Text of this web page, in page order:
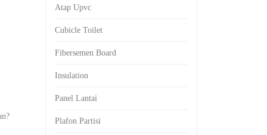
Atap Upvc
Cubicle Toilet
Fibersemen Board
Insulation
Panel Lantai
Plafon Partisi